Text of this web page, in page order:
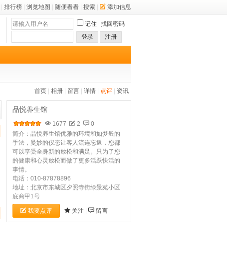
排行榜 浏览地图 随便看看 搜索 添加信息
记住 找回密码
登录
注册
首页 相册 留言 详情 点评 资讯
品悦养生馆
1677 2
0
简介：品悦养生馆优雅的环境和如梦般的
手法，曼妙的仪态让客人流连忘返，您都
可以享受全身新的放松和满足。只为了您
的健康和心灵放松而做了更多活跃快活的
事情。
电话：010-87878896
地址：北京市东城区夕照寺街绿景苑小区
底商甲1号
我要点评 关注 留言